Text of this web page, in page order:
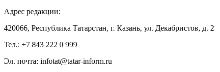
Адрес редакции:
420066, Республика Татарстан, г. Казань, ул. Декабристов, д. 2
Тел.: +7 843 222 0 999
Эл. почта: infotat@tatar-inform.ru